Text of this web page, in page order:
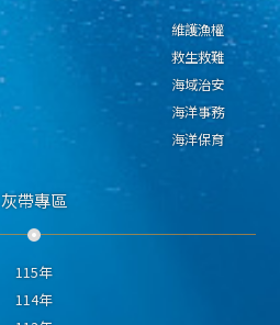
維護漁權
救生救難
海域治安
海洋事務
海洋保育
灰帶專區
115年
114年